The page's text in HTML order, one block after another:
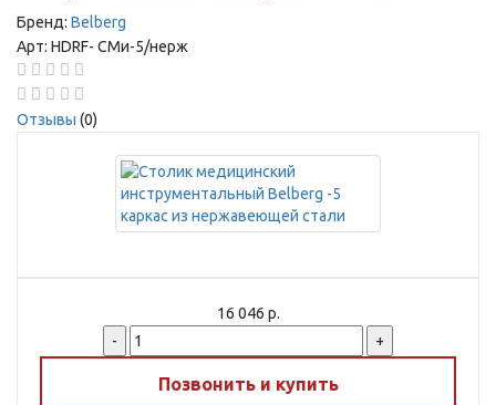
Бренд: Belberg
Арт: HDRF- СМи-5/нерж
Отзывы (0)
16 046 р.
-
+
Позвонить и купить